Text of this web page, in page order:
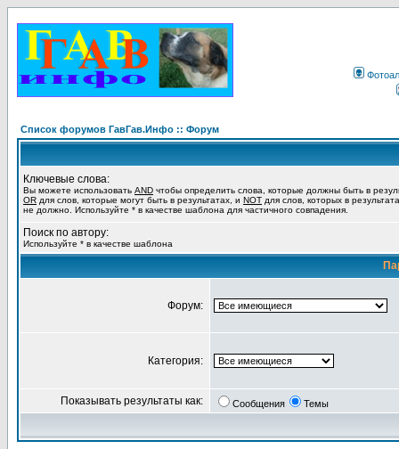
Список форумов ГавГав.Инфо :: Форум
Ключевые слова:
Вы можете использовать AND чтобы определить слова, которые должны быть в
OR для слов, которые могут быть в результатах, и NOT для слов, которых в
не должно. Используйте * в качестве шаблона для частичного совпадения.
Поиск по автору:
Используйте * в качестве шаблона
Форум:
Категория:
Показывать результаты как: Сообщения Темы